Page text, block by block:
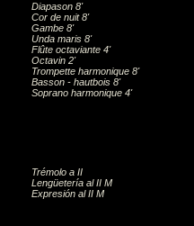
Diapason 8'
Cor de nuit 8'
Gambe 8'
Unda maris 8'
Flûte octaviante 4'
Octavin 2'
Trompette harmonique 8'
Basson - hautbois 8'
Soprano harmonique 4'
Trémolo a II
Lengüetería al II M
Expresión al II M